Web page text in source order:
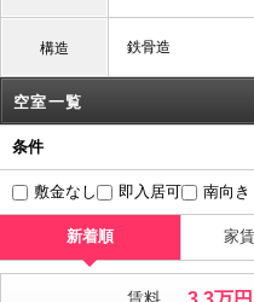
構造 鉄骨造
空室一覧
条件
敷金なし 即入居可 南向き
新着順 家